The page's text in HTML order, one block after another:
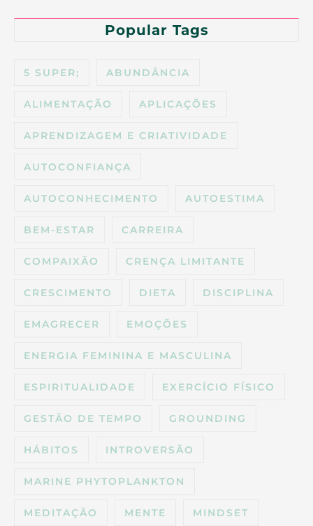
Popular Tags
5 SUPER; ABUNDÂNCIA
ALIMENTAÇÃO APLICAÇÕES
APRENDIZAGEM E CRIATIVIDADE
AUTOCONFIANÇA
AUTOCONHECIMENTO AUTOESTIMA
BEM-ESTAR CARREIRA
COMPAIXÃO CRENÇA LIMITANTE
CRESCIMENTO DIETA DISCIPLINA
EMAGRECER EMOÇÕES
ENERGIA FEMININA E MASCULINA
ESPIRITUALIDADE EXERCÍCIO FÍSICO
GESTÃO DE TEMPO GROUNDING
HÁBITOS INTROVERSÃO
MARINE PHYTOPLANKTON
MEDITAÇÃO MENTE MINDSET